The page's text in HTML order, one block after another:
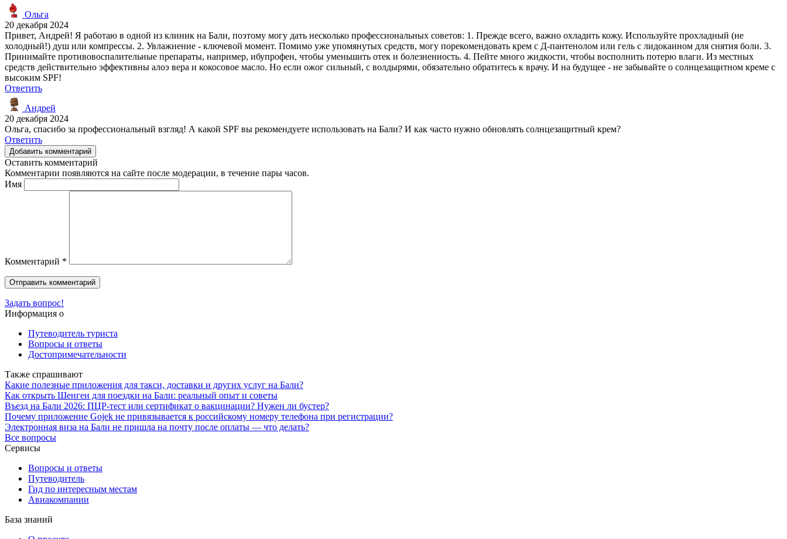
Ольга
20 декабря 2024
Привет, Андрей! Я работаю в одной из клиник на Бали, поэтому могу дать несколько профессиональных советов: 1. Прежде всего, важно охладить кожу. Используйте прохладный (не
холодный!) душ или компрессы. 2. Увлажнение - ключевой момент. Помимо уже упомянутых средств, могу порекомендовать крем с Д-пантенолом или гель с лидокаином для снятия боли. 3.
Принимайте противовоспалительные препараты, например, ибупрофен, чтобы уменьшить отек и болезненность. 4. Пейте много жидкости, чтобы восполнить потерю влаги. Из местных
средств действительно эффективны алоэ вера и кокосовое масло. Но если ожог сильный, с волдырями, обязательно обратитесь к врачу. И на будущее - не забывайте о солнцезащитном креме с
высоким SPF!
Ответить
Андрей
20 декабря 2024
Ольга, спасибо за профессиональный взгляд! А какой SPF вы рекомендуете использовать на Бали? И как часто нужно обновлять солнцезащитный крем?
Ответить
Добавить комментарий
Оставить комментарий
Комментарии появляются на сайте после модерации, в течение пары часов.
Имя
Комментарий *
Задать вопрос!
Информация о
Путеводитель туриста
Вопросы и ответы
Достопримечательности
Также спрашивают
Какие полезные приложения для такси, доставки и других услуг на Бали?
Как открыть Шенген для поездки на Бали: реальный опыт и советы
Въезд на Бали 2026: ПЦР-тест или сертификат о вакцинации? Нужен ли бустер?
Почему приложение Gojek не привязывается к российскому номеру телефона при регистрации?
Электронная виза на Бали не пришла на почту после оплаты — что делать?
Все вопросы
Сервисы
Вопросы и ответы
Путеводитель
Гид по интересным местам
Авиакомпании
База знаний